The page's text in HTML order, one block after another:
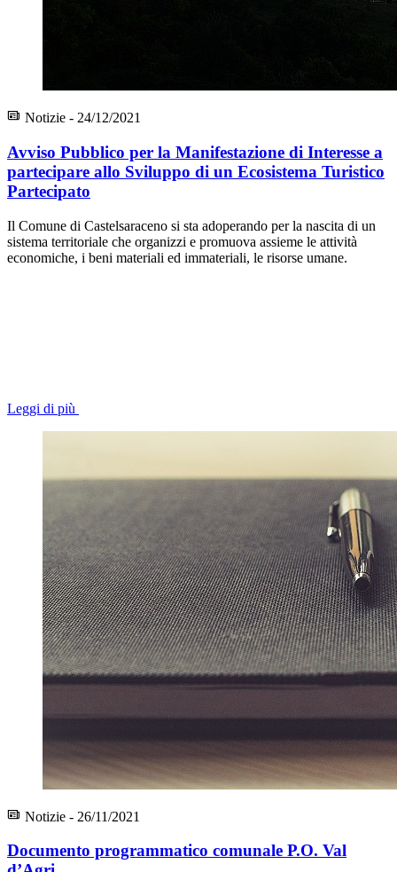
Notizie - 24/12/2021
Avviso Pubblico per la Manifestazione di Interesse a
partecipare allo Sviluppo di un Ecosistema Turistico
Partecipato
Il Comune di Castelsaraceno si sta adoperando per la nascita di un
sistema territoriale che organizzi e promuova assieme le attività
economiche, i beni materiali ed immateriali, le risorse umane.
Leggi di più
Notizie - 26/11/2021
Documento programmatico comunale P.O. Val